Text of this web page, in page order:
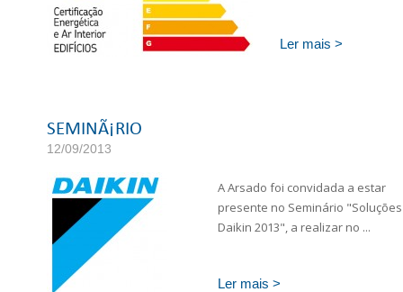
Ler mais >
SEMINÃ¡RIO
12/09/2013
A Arsado foi convidada a estar
presente no Seminário "Soluções
Daikin 2013", a realizar no ...
Ler mais >